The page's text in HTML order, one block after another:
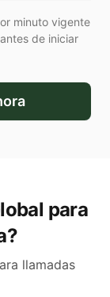
minuto vigente
de iniciar
para
llamadas